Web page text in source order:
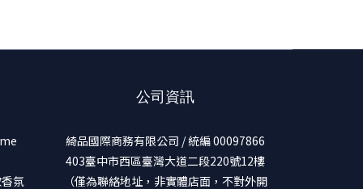
氛
公司資訊
綺品國際商務有限公司 / 統編 00097866
403臺中市西區臺灣大道二段220號12樓
（僅為聯絡地址，非實體店面，不對外開